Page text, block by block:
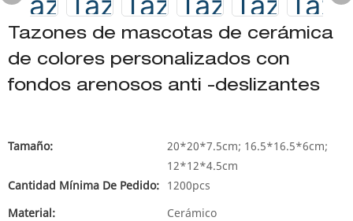
Tazones de mascotas de cerámica
de colores personalizados con
fondos arenosos anti -deslizantes
Tamaño:
20*20*7.5cm; 16.5*16.5*6cm;
12*12*4.5cm
Cantidad Mínima De Pedido: 1200pcs
Material:
Cerámico